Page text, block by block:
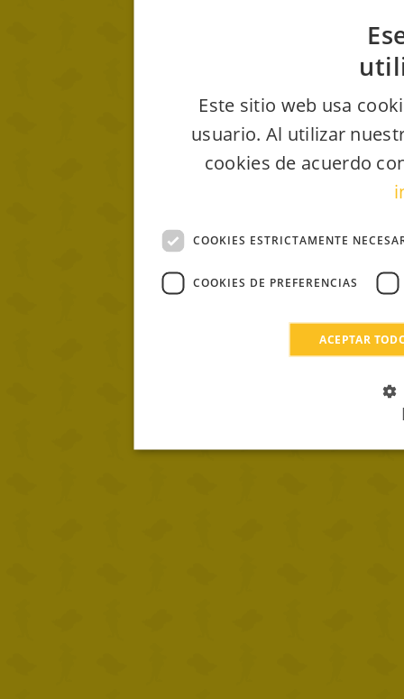
Este sitio web usa
usuario. Al utilizar
cookies de acuerdo
COOKIES ESTRICTAMENTE
COOKIES DE PREFERENCIAS
ACEPTAR